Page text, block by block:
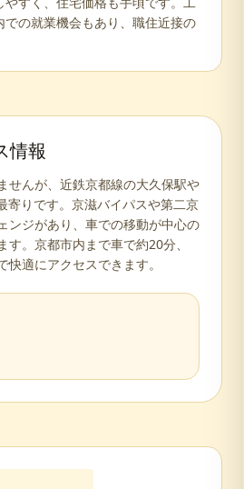
の就業機会もあり、職住近接の
情報
せんが、近鉄京都線の大久保駅や
寄りです。京滋バイパスや第二京
ンジがあり、車での移動が中心の
す。京都市内まで車で約20分、
快適にアクセスできます。